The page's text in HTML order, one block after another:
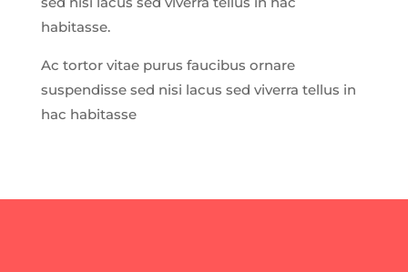
habitasse.
Ac tortor vitae purus faucibus ornare
suspendisse sed nisi lacus sed viverra tellus in
hac habitasse